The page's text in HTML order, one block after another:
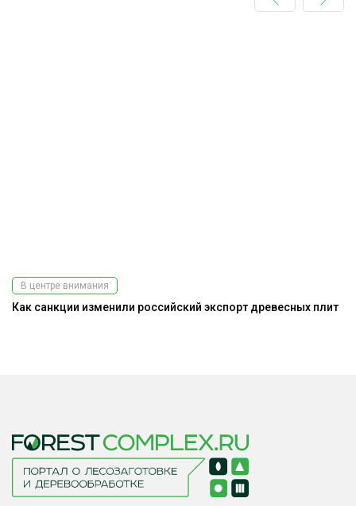
В центре внимания
Как санкции изменили российский экспорт древесных плит